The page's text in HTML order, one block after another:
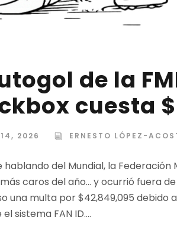
de la
cuesta
2026 ERNESTO LÓPEZ-
hablando del Mundial, la
caros del año… y ocurrió fuera
una multa por $42,849,095
sistema FAN ID....